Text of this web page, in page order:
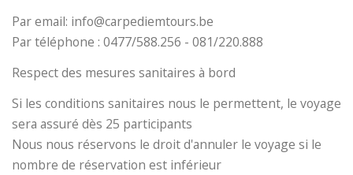
Par email: info@carpediemtours.be
Par téléphone : 0477/588.256 - 081/220.888
Respect des mesures sanitaires à bord
Si les conditions sanitaires nous le permettent, le voyage
sera assuré dès 25 participants
Nous nous réservons le droit d'annuler le voyage si le
nombre de réservation est inférieur